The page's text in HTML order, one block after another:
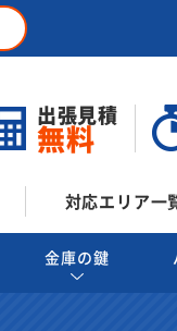
出張見積
無料
対応エリア一
金庫の鍵